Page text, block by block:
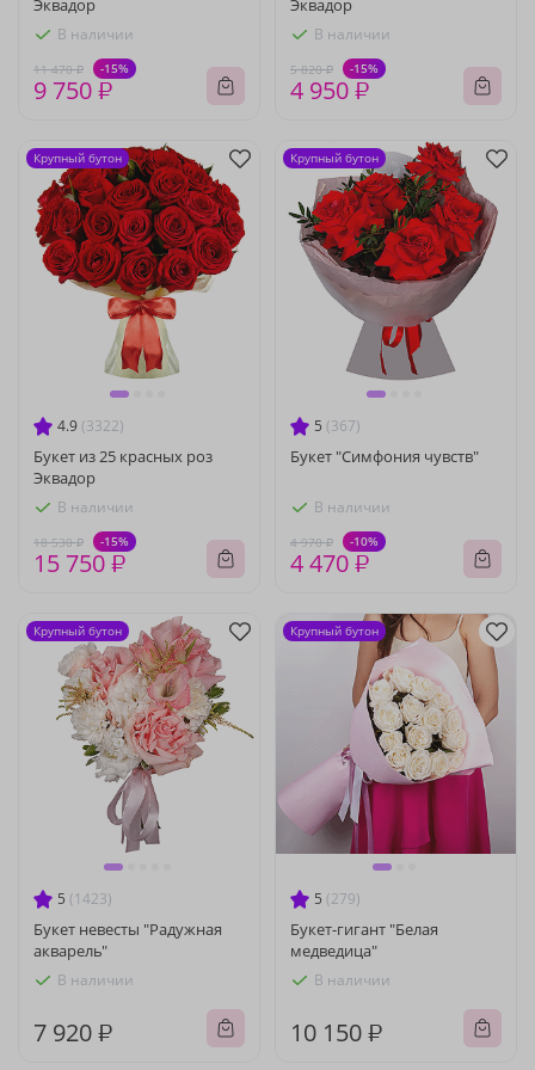
Эквадор
В наличии
11 470 ₽ -15%
9 750 ₽
Эквадор
В наличии
5 820 ₽ -15%
4 950 ₽
4.9 (3322)
Букет из 25 красных роз
Эквадор
В наличии
18 530 ₽ -15%
15 750 ₽
Крупный бутон
5 (367)
Букет "Симфония чувств"
В наличии
4 970 ₽ -10%
4 470 ₽
Крупный бутон
5 (1423)
Букет невесты "Радужная
акварель"
В наличии
7 920 ₽
Крупный бутон
5 (279)
Букет-гигант "Белая
медведица"
В наличии
10 150 ₽
Крупный бутон